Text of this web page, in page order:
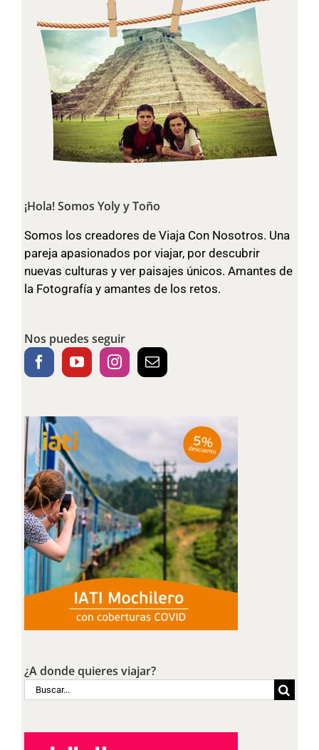
¡Hola! Somos Yoly y Toño
Somos los creadores de Viaja Con Nosotros. Una
pareja apasionados por viajar, por descubrir
nuevas culturas y ver paisajes únicos. Amantes de
la Fotografía y amantes de los retos.
Nos puedes seguir
¿A donde quieres viajar?
Buscar: